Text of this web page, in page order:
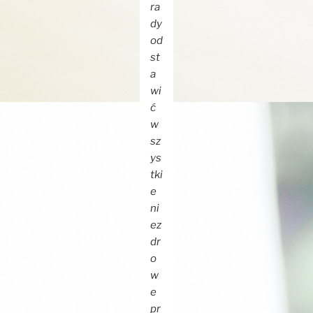
ra
dy
od
st
a
wi
ć
w
sz
ys
tki
e
ni
ez
dr
o
w
e
pr